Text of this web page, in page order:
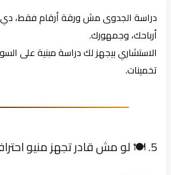
دراسة الجدوى مش ورقة أرقام فقط، دي
أرباحك، وجمهورك.
الاستشاري بيجهز لك دراسة مبنية على
تخمينات.